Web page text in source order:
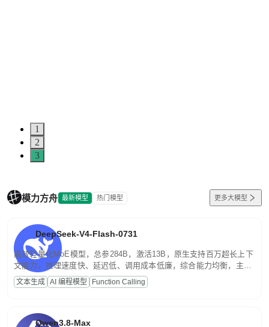
1
2
3
模力方舟 最新模型 热门模型 更多大模型
DeepSeek-V4-Flash-0731
高效轻量化MoE模型，总参284B，激活13B，原生支持百万超长上下
文能力。推理速度快、延迟低、调用成本低廉，综合能力均衡，主打
高并发、轻量化任务，适合日常对话、内容创作、基础 RAG、批量
文案处理等普惠刚需场景。
文本生成 AI 编程模型 Function Calling
Qwen3.8-Max